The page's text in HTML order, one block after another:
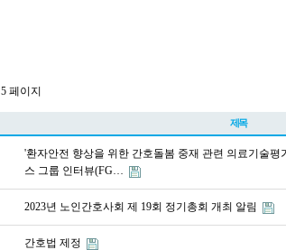
5 페이지
제목
'환자안전 향상을 위한 간호돌봄 중재 관련 의료기술평
스 그룹 인터뷰(FG…
2023년 노인간호사회 제 19회 정기총회 개최 알림
간호법 제정